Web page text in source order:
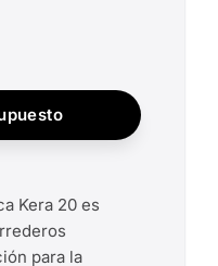
Kera 20 es
para la